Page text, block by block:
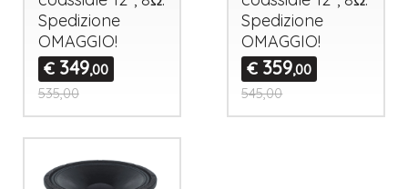
Spedizione
OMAGGIO!
€ 349,00
535,00
Spedizione
OMAGGIO!
€ 359,00
545,00